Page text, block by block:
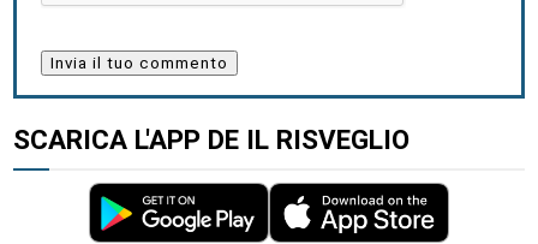
SCARICA L'APP DE IL RISVEGLIO